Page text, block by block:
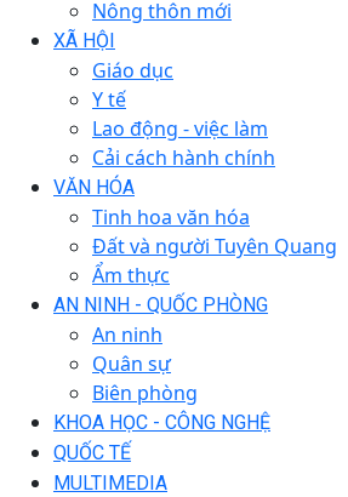
Nông thôn mới
XÃ HỘI
Giáo dục
Y tế
Lao động - việc làm
Cải cách hành chính
VĂN HÓA
Tinh hoa văn hóa
Đất và người Tuyên Quang
Ẩm thực
AN NINH - QUỐC PHÒNG
An ninh
Quân sự
Biên phòng
KHOA HỌC - CÔNG NGHỆ
QUỐC TẾ
MULTIMEDIA